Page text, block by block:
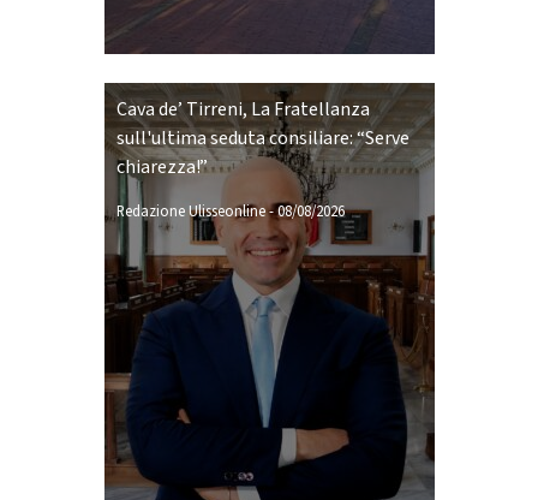
Cava de’ Tirreni, La Fratellanza
sull'ultima seduta consiliare: “Serve
chiarezza!”
Redazione Ulisseonline-08/08/2026